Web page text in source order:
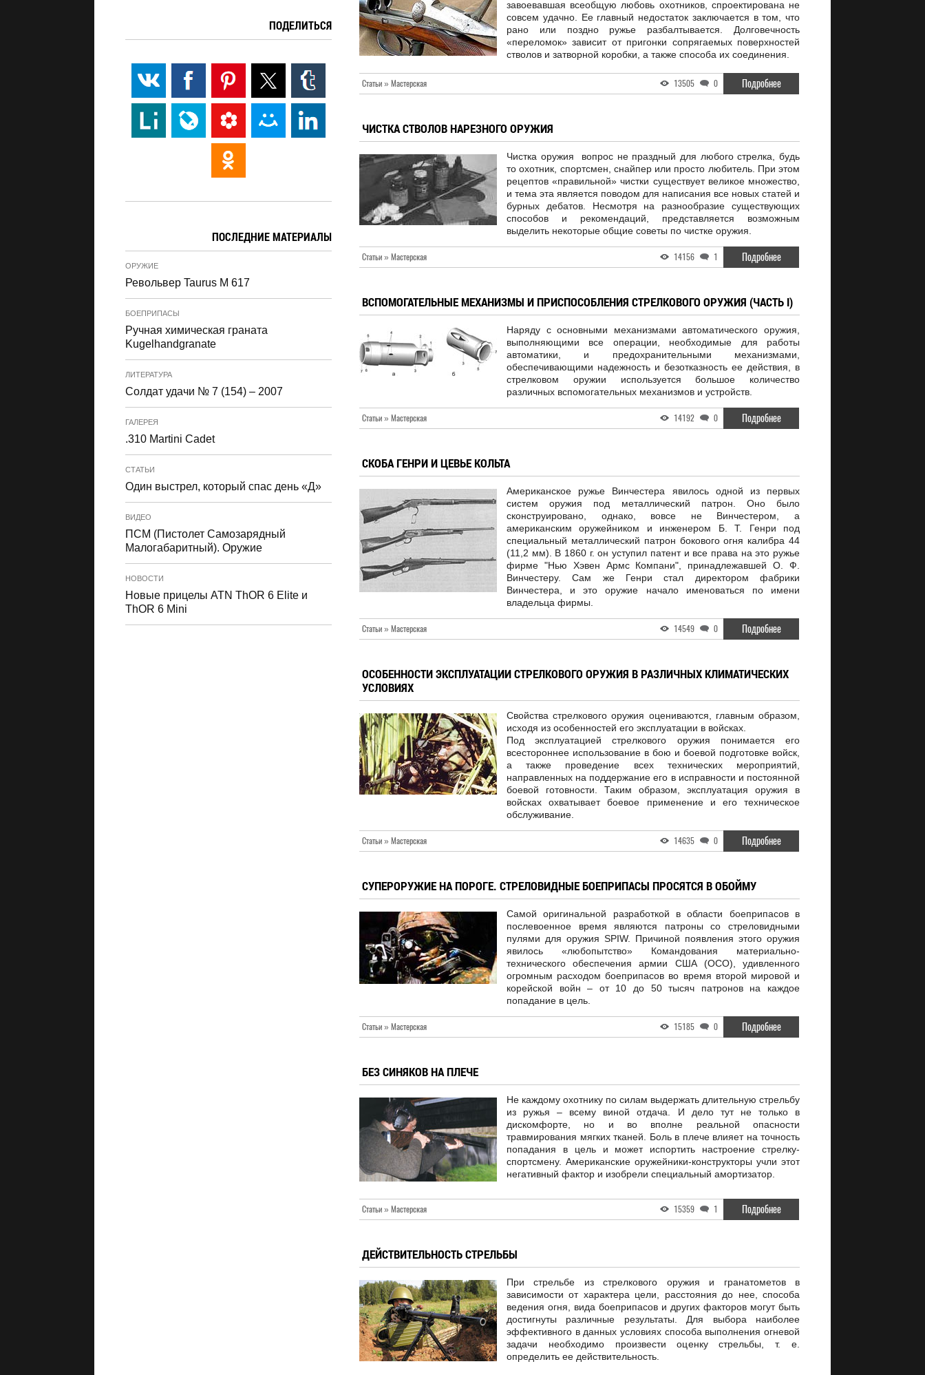
завоевавшая всеобщую любовь охотников, спроектирована не
совсем удачно. Ее главный недостаток заключается в том, что
рано или поздно ружье разбалтывается. Долговечность
«переломок» зависит от пригонки сопрягаемых поверхностей
стволов и затворной коробки, а также способа их соединения.
Статьи » Мастерская 13505 0 Подробнее
ЧИСТКА СТВОЛОВ НАРЕЗНОГО ОРУЖИЯ
Чистка оружия вопрос не праздный для любого стрелка, будь
то охотник, спортсмен, снайпер или просто любитель. При этом
рецептов «правильной» чистки существует великое множество,
и тема эта является поводом для написания все новых статей и
бурных дебатов. Несмотря на разнообразие существующих
способов и рекомендаций, представляется возможным
выделить некоторые общие советы по чистке оружия.
Статьи » Мастерская 14156 1 Подробнее
ВСПОМОГАТЕЛЬНЫЕ МЕХАНИЗМЫ И ПРИСПОСОБЛЕНИЯ СТРЕЛКОВОГО ОРУЖИЯ (ЧАСТЬ I)
Наряду с основными механизмами автоматического оружия,
выполняющими все операции, необходимые для работы
автоматики, и предохранительными механизмами,
обеспечивающими надежность и безотказность ее действия, в
стрелковом оружии используется большое количество
различных вспомогательных механизмов и устройств.
Статьи » Мастерская 14192 0 Подробнее
СКОБА ГЕНРИ И ЦЕВЬЕ КОЛЬТА
Американское ружье Винчестера явилось одной из первых
систем оружия под металлический патрон. Оно было
сконструировано, однако, вовсе не Винчестером, а
американским оружейником и инженером Б. Т. Генри под
специальный металлический патрон бокового огня калибра 44
(11,2 мм). В 1860 г. он уступил патент и все права на это ружье
фирме "Нью Хэвен Армс Компани", принадлежавшей О. Ф.
Винчестеру. Сам же Генри стал директором фабрики
Винчестера, и это оружие начало именоваться по имени
владельца фирмы.
Статьи » Мастерская 14549 0 Подробнее
ОСОБЕННОСТИ ЭКСПЛУАТАЦИИ СТРЕЛКОВОГО ОРУЖИЯ В РАЗЛИЧНЫХ КЛИМАТИЧЕСКИХ
УСЛОВИЯХ
Свойства стрелкового оружия оцениваются, главным образом,
исходя из особенностей его эксплуатации в войсках.
Под эксплуатацией стрелкового оружия понимается его
всестороннее использование в бою и боевой подготовке войск,
а также проведение всех технических мероприятий,
направленных на поддержание его в исправности и постоянной
боевой готовности. Таким образом, эксплуатация оружия в
войсках охватывает боевое применение и его техническое
обслуживание.
Статьи » Мастерская 14635 0 Подробнее
СУПЕРОРУЖИЕ НА ПОРОГЕ. СТРЕЛОВИДНЫЕ БОЕПРИПАСЫ ПРОСЯТСЯ В ОБОЙМУ
Самой оригинальной разработкой в области боеприпасов в
послевоенное время являются патроны со стреловидными
пулями для оружия SPIW. Причиной появления этого оружия
явилось «любопытство» Командования материально-
технического обеспечения армии США (ОСО), удивленного
огромным расходом боеприпасов во время второй мировой и
корейской войн – от 10 до 50 тысяч патронов на каждое
попадание в цель.
Статьи » Мастерская 15185 0 Подробнее
БЕЗ СИНЯКОВ НА ПЛЕЧЕ
Не каждому охотнику по силам выдержать длительную стрельбу
из ружья – всему виной отдача. И дело тут не только в
дискомфорте, но и во вполне реальной опасности
травмирования мягких тканей. Боль в плече влияет на точность
попадания в цель и может испортить настроение стрелку-
спортсмену. Американские оружейники-конструкторы учли этот
негативный фактор и изобрели специальный амортизатор.
Статьи » Мастерская 15359 1 Подробнее
ДЕЙСТВИТЕЛЬНОСТЬ СТРЕЛЬБЫ
При стрельбе из стрелкового оружия и гранатометов в
зависимости от характера цели, расстояния до нее, способа
ведения огня, вида боеприпасов и других факторов могут быть
достигнуты различные результаты. Для выбора наиболее
эффективного в данных условиях способа выполнения огневой
задачи необходимо произвести оценку стрельбы, т. е.
определить ее действительность.
ПОДЕЛИТЬСЯ
ПОСЛЕДНИЕ МАТЕРИАЛЫ
ОРУЖИЕ
Револьвер Taurus M 617
БОЕПРИПАСЫ
Ручная химическая граната
Kugelhandgranate
ЛИТЕРАТУРА
Солдат удачи № 7 (154) – 2007
ГАЛЕРЕЯ
.310 Martini Cadet
СТАТЬИ
Один выстрел, который спас день «Д»
ВИДЕО
ПСМ (Пистолет Самозарядный
Малогабаритный). Оружие
НОВОСТИ
Новые прицелы ATN ThOR 6 Elite и
ThOR 6 Mini